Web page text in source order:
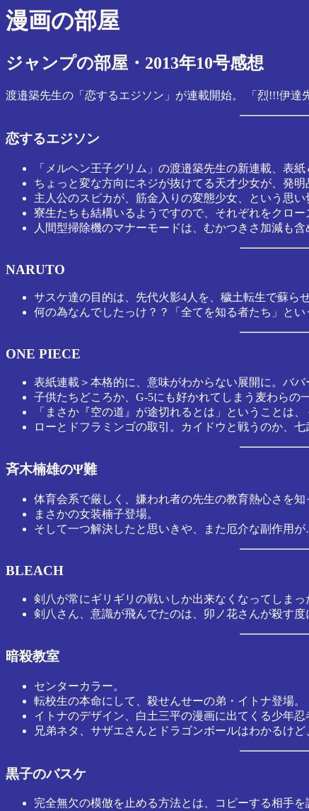
漫画の部屋
ジャンプの部屋・2013年10号感想
渡邉築先生の「恋するエジソン」が連載開始。 「烈!!!伊達
恋するエジソン
「メルヘン王子グリム」の渡邉築先生の新連載、表紙
ちょっと変な方向にネジが抜けてる天才少女が、発
主人公のスピカが、筋金入りの変態少女、という思い
寮生たちも結構いるようですので、それぞれをクロ
人間型掃除機のマナーモードは、むかつきさ加減も含
NARUTO
サスケ達の目的は、先代火影4人を、穢土転生で蘇ら
何の為なんでしたっけ？？「全てを知る者たち」と
ONE PIECE
表紙連載＞本格的に、意味がわからない展開に。ババ
子供たちどころか、G-5にも好かれてしまう麦わらの一
「まさか『空の道』が途切れるとは」ということは
ローとドフラミンゴの取引。カイドウと戦うのか、
斉木楠雄のΨ難
体育会系で厳しく、嫌われ者の先生の教育熱心さを知
まさかの女装楠子登場。
そして一つ解決したと思いきや、また厄介な副作用
BLEACH
剣八が常にギリギリの戦いしか出来なくなってしま
剣八さん、意識が飛んでたのは、卯ノ花さんが殺す度
暗殺教室
センターカラー。
転校生の本命にして、殺せんせーの弟・イトナ登場。
イトナのデザイン、白土三平の漫画に出てくる少年
兄弟ネタ、サザエさんとドラゴンボールはわかるけ
黒子のバスケ
完全無欠の模倣を止める方法とは、コピーする相手